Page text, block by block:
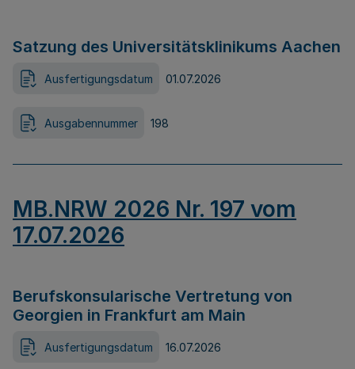
Satzung des Universitätsklinikums Aachen
Ausfertigungsdatum 01.07.2026
Ausgabennummer 198
MB.NRW 2026 Nr. 197 vom
17.07.2026
Berufskonsularische Vertretung von
Georgien in Frankfurt am Main
Ausfertigungsdatum 16.07.2026